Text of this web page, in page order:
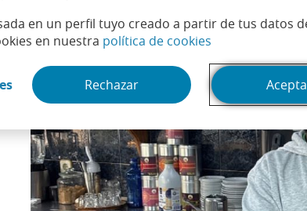
en un perfil tuyo creado a partir de tus datos
en nuestra política de cookies
(Abrir en ventana nueva)
Rechazar